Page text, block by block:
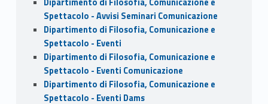
Spettacolo - Avvisi Seminari Comunicazione
Dipartimento di Filosofia, Comunicazione e
Spettacolo - Eventi
Dipartimento di Filosofia, Comunicazione e
Spettacolo - Eventi Comunicazione
Dipartimento di Filosofia, Comunicazione e
Spettacolo - Eventi Dams